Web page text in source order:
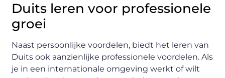
Duits leren voor professionele
groei
Naast persoonlijke voordelen, biedt het leren van
Duits ook aanzienlijke professionele voordelen. Als
je in een internationale omgeving werkt of wilt